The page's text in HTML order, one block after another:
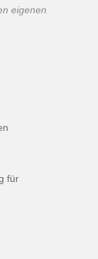
eigenen
für